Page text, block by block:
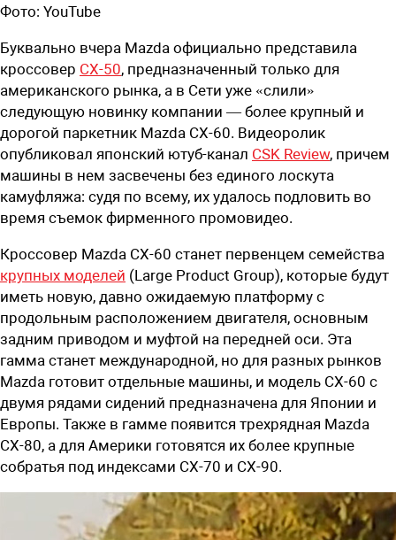
Фото: YouTube
Буквально вчера Mazda официально представила
кроссовер CX-50, предназначенный только для
американского рынка, а в Сети уже «слили»
следующую новинку компании — более крупный и
дорогой паркетник Mazda CX-60. Видеоролик
опубликовал японский ютуб-канал CSK Review, причем
машины в нем засвечены без единого лоскута
камуфляжа: судя по всему, их удалось подловить во
время съемок фирменного промовидео.
Кроссовер Mazda CX-60 станет первенцем семейства
крупных моделей (Large Product Group), которые будут
иметь новую, давно ожидаемую платформу с
продольным расположением двигателя, основным
задним приводом и муфтой на передней оси. Эта
гамма станет международной, но для разных рынков
Mazda готовит отдельные машины, и модель CX-60 с
двумя рядами сидений предназначена для Японии и
Европы. Также в гамме появится трехрядная Mazda
CX-80, а для Америки готовятся их более крупные
собратья под индексами CX-70 и CX-90.